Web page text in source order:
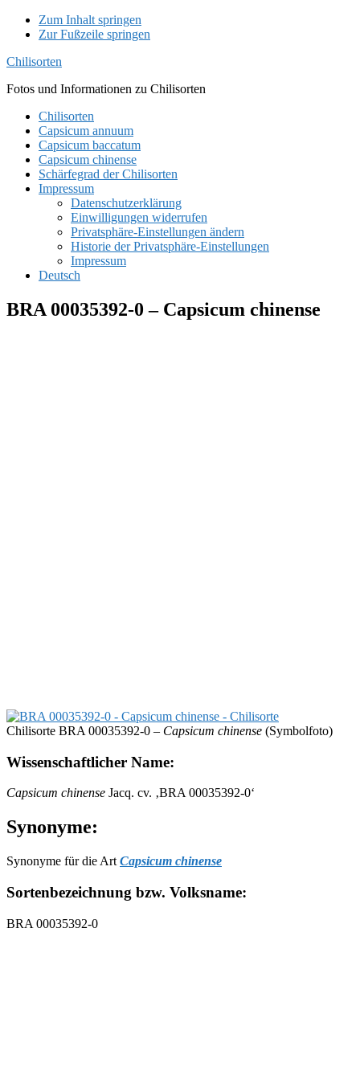
Zum Inhalt springen
Zur Fußzeile springen
Chilisorten
Fotos und Informationen zu Chilisorten
Chilisorten
Capsicum annuum
Capsicum baccatum
Capsicum chinense
Schärfegrad der Chilisorten
Impressum
Datenschutzerklärung
Einwilligungen widerrufen
Privatsphäre-Einstellungen ändern
Historie der Privatsphäre-Einstellungen
Impressum
Deutsch
BRA 00035392-0 – Capsicum chinense
Chilisorte BRA 00035392-0 – Capsicum chinense (Symbolfoto)
Wissenschaftlicher Name:
Capsicum chinense Jacq. cv. ‚BRA 00035392-0‘
Synonyme:
Synonyme für die Art Capsicum chinense
Sortenbezeichnung bzw. Volksname:
BRA 00035392-0